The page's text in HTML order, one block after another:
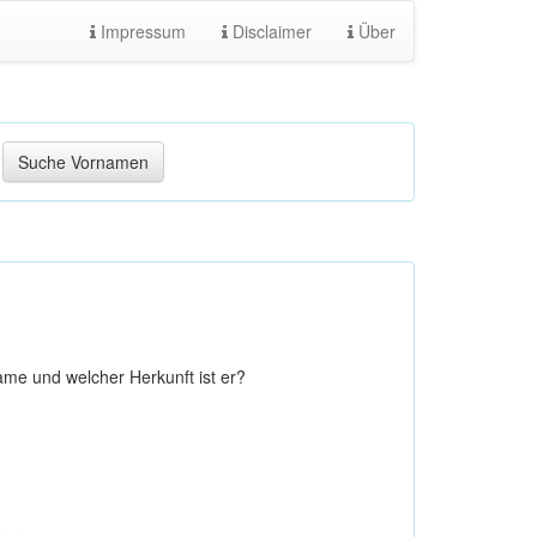
Impressum Disclaimer Über
und welcher Herkunft ist er?